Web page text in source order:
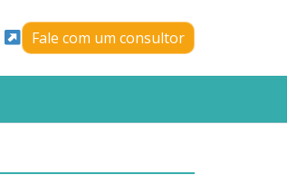
Fale com um consultor